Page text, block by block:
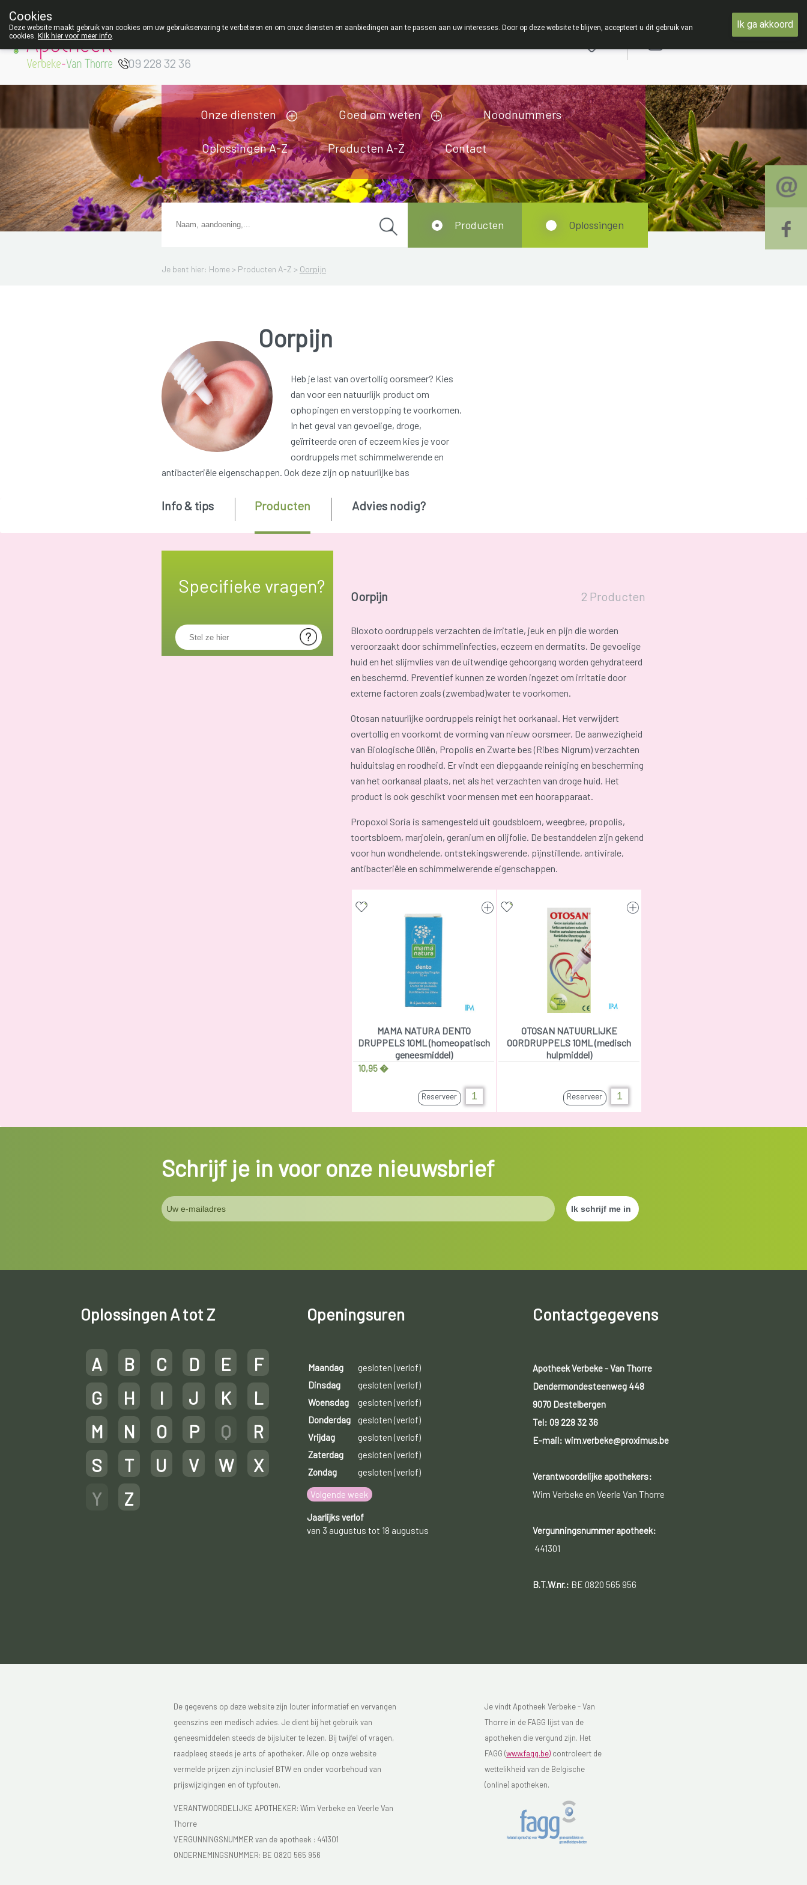
Apotheek Verbeke
09 228 32 36
Onze diensten Goed om weten Noodnummers
Oplossingen A-Z Producten A-Z Contact
Je bent hier: Home > Producten A-Z > Oorpijn
Producten Oplossingen
Oorpijn
Heb je last van overtollig oorsmeer? Kies
dan voor een natuurlijk product om
ophopingen en verstopping te voorkomen.
In het geval van gevoelige, droge,
geïrriteerde oren of eczeem kies je voor
oordruppels met schimmelwerende en
antibacteriële eigenschappen. Ook deze zijn op natuurlijke bas
Specifieke vragen?
Info & tips Producten Advies nodig?
Oorpijn 2 Producten
Bloxoto oordruppels verzachten de irritatie, jeuk en pijn die worden
veroorzaakt door schimmelinfecties, eczeem en dermatits. De gevoelige
huid en het slijmvlies van de uitwendige gehoorgang worden gehydrateerd
en beschermd. Preventief kunnen ze worden ingezet om irritatie door
externe factoren zoals (zwembad)water te voorkomen.
Otosan natuurlijke oordruppels reinigt het oorkanaal. Het verwijdert
overtollig en voorkomt de vorming van nieuw oorsmeer. De aanwezigheid
van Biologische Oliën, Propolis en Zwarte bes (Ribes Nigrum) verzachten
huiduitslag en roodheid. Er vindt een diepgaande reiniging en bescherming
van het oorkanaal plaats, net als het verzachten van droge huid. Het
product is ook geschikt voor mensen met een hoorapparaat.
Propoxol Soria is samengesteld uit goudsbloem, weegbree, propolis,
toortsbloem, marjolein, geranium en olijfolie. De bestanddelen zijn gekend
voor hun wondhelende, ontstekingswerende, pijnstillende, antivirale,
antibacteriële en schimmelwerende eigenschappen.
MAMA NATURA DENTO
DRUPPELS 10ML (homeopatisch
geneesmiddel)
10,95 �
Reserveer
OTOSAN NATUURLIJKE
OORDRUPPELS 10ML (medisch
hulpmiddel)
Reserveer
Schrijf je in voor onze nieuwsbrief
Oplossingen A tot Z
A B C D E
F
G
H I J K
L
M
N O P Q
R
S
T U V W
X
Y
Z
Openingsuren
Maandag
gesloten (verlof)
Dinsdag
gesloten (verlof)
Woensdag
gesloten (verlof)
Donderdag
gesloten (verlof)
Vrijdag
gesloten (verlof)
Zaterdag
gesloten (verlof)
Zondag
gesloten (verlof)
Volgende week
Jaarlijks verlof
van 3 augustus tot 18 augustus
Contactgegevens
Apotheek Verbeke - Van Thorre
Dendermondesteenweg 448
9070 Destelbergen
Tel: 09 228 32 36
E-mail: wim.verbeke@proximus.be
Verantwoordelijke apothekers:
Wim Verbeke en Veerle Van Thorre
Vergunningsnummer apotheek:
441301
B.T.W.nr.: BE 0820 565 956
De gegevens op deze website zijn louter informatief en vervangen
geenszins een medisch advies. Je dient bij het gebruik van
geneesmiddelen steeds de bijsluiter te lezen. Bij twijfel of vragen,
raadpleeg steeds je arts of apotheker. Alle op onze website
vermelde prijzen zijn inclusief BTW en onder voorbehoud van
prijswijzigingen en of typfouten.
VERANTWOORDELIJKE APOTHEKER: Wim Verbeke en Veerle Van
Thorre
VERGUNNINGSNUMMER van de apotheek : 441301
ONDERNEMINGSNUMMER: BE 0820 565 956
Je vindt Apotheek Verbeke - Van
Thorre in de FAGG lijst van de
apotheken die vergund zijn. Het
FAGG (www.fagg.be)controleert de
wettelikheid van de Belgische
(online) apotheken.
Cookies
Deze website maakt gebruik van cookies om uw gebruikservaring te verbeteren en om onze diensten en aanbiedingen aan te passen aan uw interesses. Door op deze website te blijven, accepteert u dit gebruik van
cookies. Klik hier voor meer info.
Ik ga akkoord